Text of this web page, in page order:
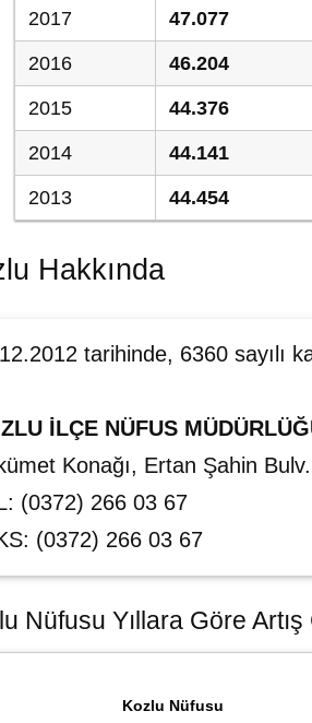
2017 47.077
2016 46.204
2015 44.376
2014 44.141
2013 44.454
Hakkında
tarihinde, 6360 sayılı
İLÇE NÜFUS
Konağı, Ertan Şahin
(0372) 266 03 67
(0372) 266 03 67
Nüfusu Yıllara Göre Artış
Kozlu Nüfusu